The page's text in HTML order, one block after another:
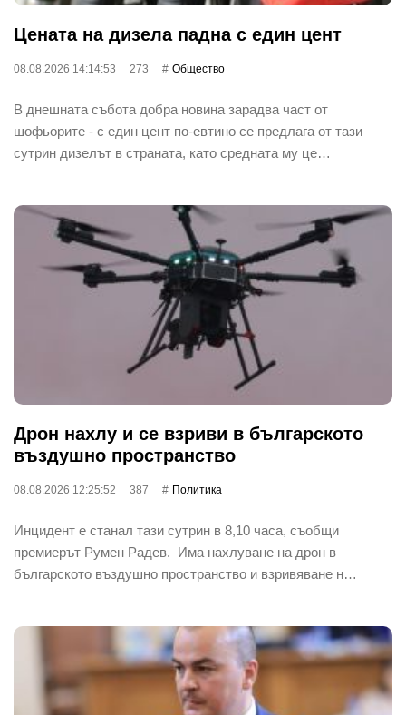
Цената на дизела падна с един цент
08.08.2026 14:14:53 273 Общество
В днешната събота добра новина зарадва част от
шофьорите - с един цент по-евтино се предлага от тази
сутрин дизелът в страната, като средната му це…
Дрон нахлу и се взриви в българското
въздушно пространство
08.08.2026 12:25:52 387 Политика
Инцидент е станал тази сутрин в 8,10 часа, съобщи
премиерът Румен Радев. Има нахлуване на дрон в
българското въздушно пространство и взривяване н…